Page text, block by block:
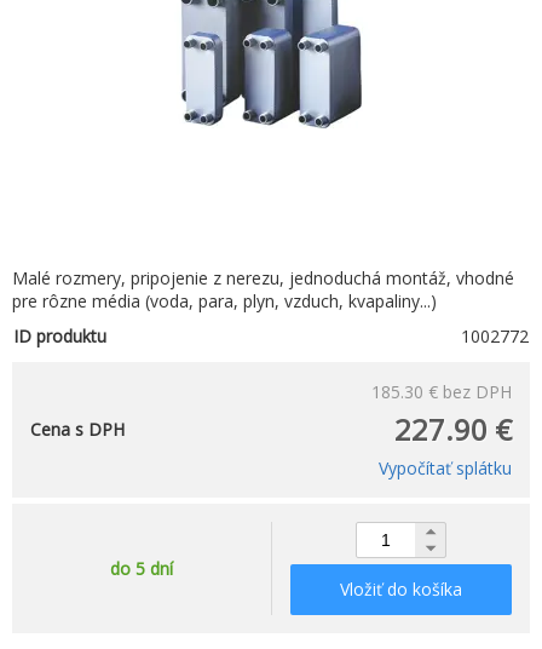
Malé rozmery, pripojenie z nerezu, jednoduchá montáž, vhodné
pre rôzne média (voda, para, plyn, vzduch, kvapaliny...)
ID produktu
1002772
185.30 € bez DPH
227.90 €
Cena s DPH
Vypočítať splátku
do 5 dní
Vložiť do košíka